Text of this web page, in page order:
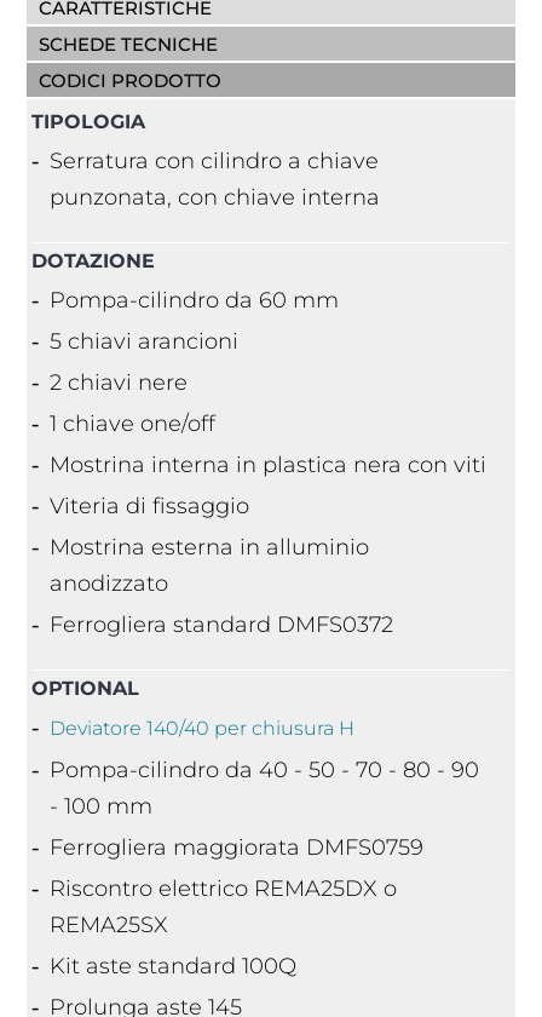
CARATTERISTICHE
SCHEDE TECNICHE
CODICI PRODOTTO
TIPOLOGIA
Serratura con cilindro a chiave
punzonata, con chiave interna
DOTAZIONE
Pompa-cilindro da 60 mm
5 chiavi arancioni
2 chiavi nere
1 chiave one/off
Mostrina interna in plastica nera con viti
Viteria di fissaggio
Mostrina esterna in alluminio
anodizzato
Ferrogliera standard DMFS0372
OPTIONAL
Deviatore 140/40 per chiusura H
Pompa-cilindro da 40 - 50 - 70 - 80 - 90
- 100 mm
Ferrogliera maggiorata DMFS0759
Riscontro elettrico REMA25DX o
REMA25SX
Kit aste standard 100Q
Prolunga aste 145